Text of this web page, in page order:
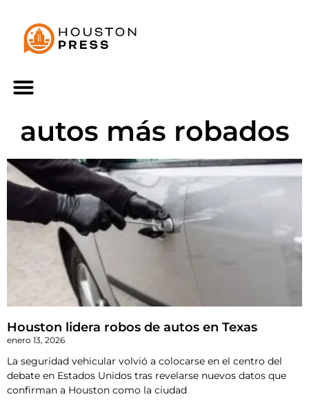
autos más robados
Houston lidera robos de autos en Texas
enero 13, 2026
La seguridad vehicular volvió a colocarse en el centro del
debate en Estados Unidos tras revelarse nuevos datos que
confirman a Houston como la ciudad